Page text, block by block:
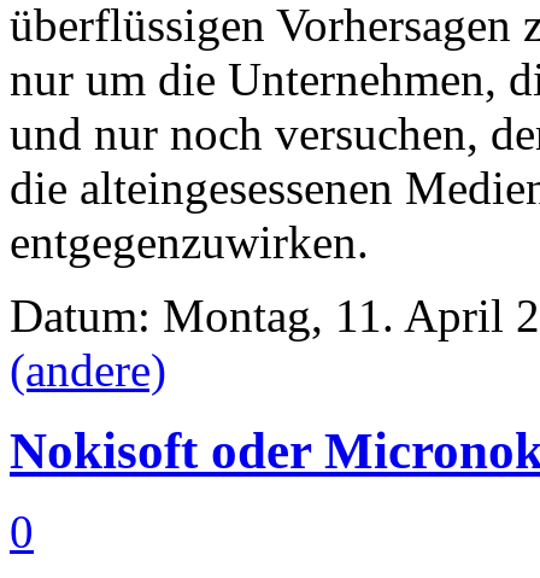
überflüssigen Vorhersagen
nur um die Unternehmen,
und nur noch versuchen,
die alteingesessenen
entgegenzuwirken.
Datum: Montag, 11. April
(andere)
Nokisoft oder
0